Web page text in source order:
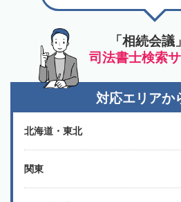
「相続会議
司法書士検索
対応エリアか
北海道・東北
関東